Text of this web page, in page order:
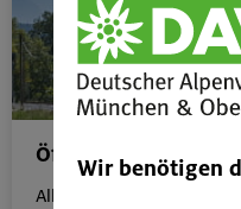
Öffentliche Anreise
Alle Veranstaltungen, die
Wir benötigen